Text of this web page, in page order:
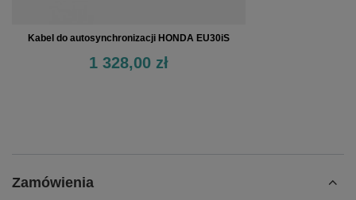
Kabel do autosynchronizacji HONDA EU30iS
1 328,00 zł
Zamówienia